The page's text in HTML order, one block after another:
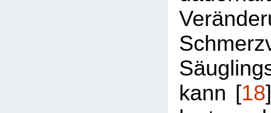
kann [18